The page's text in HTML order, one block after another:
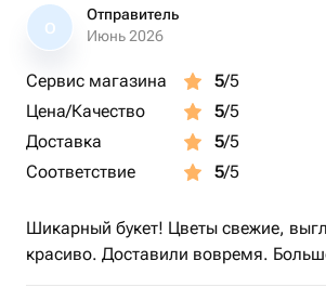
О
Отправитель
Июнь 2026
Сервис магазина 5/5
Цена/Качество
5/5
Доставка
5/5
Соответствие
5/5
Шикарный букет! Цветы свежие,
красиво. Доставили вовремя.